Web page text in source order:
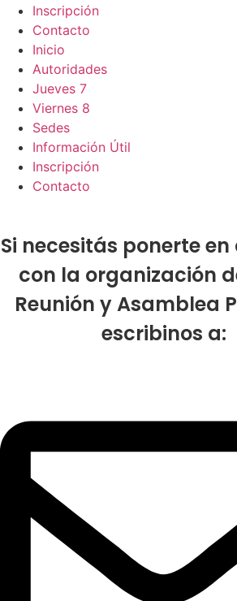
Inscripción
Contacto
Inicio
Autoridades
Jueves 7
Viernes 8
Sedes
Información Útil
Inscripción
Contacto
Si necesitás ponerte
con la organización
Reunión y Asamblea
escribinos a: